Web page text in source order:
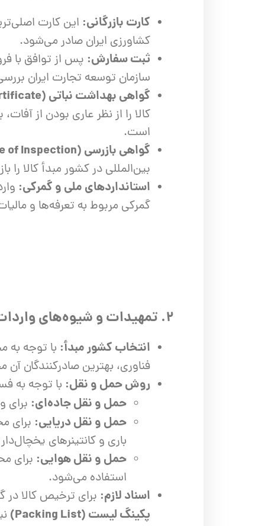
شناور چاه عمیق
سمپاش
بخارشو
سایر پمپ
اینورتر جوش
موتور تک
بلوير
کارت بازرگانی: این کارت
کشاورزی ایران صادر می‌شود.
ثبت سفارش: پس از توافق با
سازمان توسعه تجارت ایران
گواهی بهداشت نباتی (Phytosanitary Certificate):
کالا را از نظر عاری بودن از
است.
گواهی بازرسی (Certificate of Inspection):
بین‌المللی در کشور مبدأ کالا
استانداردهای ملی و گمرکی:
گمرکی مربوط به تعرفه‌ها و
۲. تمهیدات و شیوه‌های واردات
انتخاب کشور مبدأ: با توجه به
فناوری، بهترین صادرکنندگان
روش حمل و نقل: با توجه به
حمل و نقل جاده‌ای: برای
حمل و نقل دریایی: برای
باری و کانتینرهای
حمل و نقل هوایی: برای
استفاده می‌شود.
اسناد لازم: برای ترخیص کالا در
پکینگ لیست (Packing List)